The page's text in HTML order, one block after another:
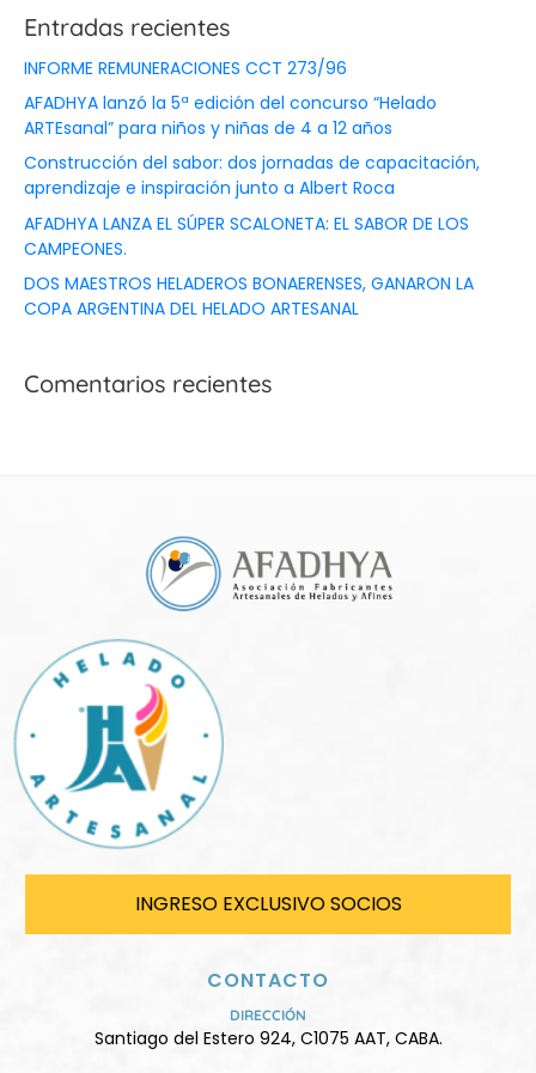
Entradas recientes
INFORME REMUNERACIONES CCT 273/96
AFADHYA lanzó la 5ª edición del concurso “Helado
ARTEsanal” para niños y niñas de 4 a 12 años
Construcción del sabor: dos jornadas de capacitación,
aprendizaje e inspiración junto a Albert Roca
AFADHYA LANZA EL SÚPER SCALONETA: EL SABOR DE LOS
CAMPEONES.
DOS MAESTROS HELADEROS BONAERENSES, GANARON LA
COPA ARGENTINA DEL HELADO ARTESANAL
Comentarios recientes
INGRESO EXCLUSIVO SOCIOS
CONTACTO
DIRECCIÓN
Santiago del Estero 924, C1075 AAT, CABA.